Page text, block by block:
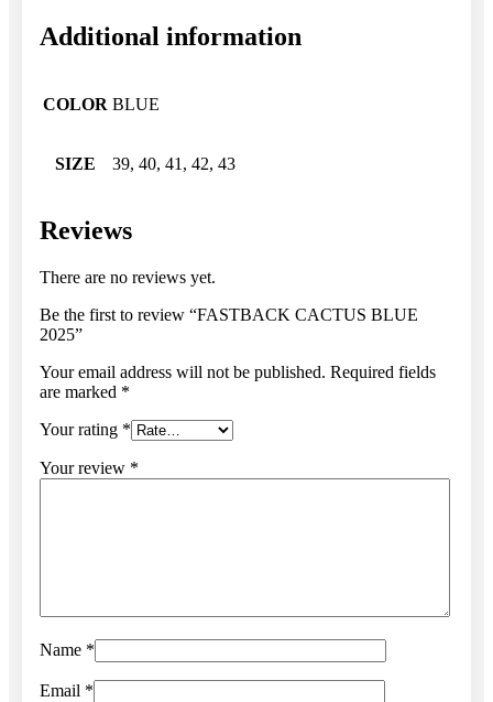
Additional information
COLOR BLUE
SIZE 39, 40, 41, 42, 43
Reviews
There are no reviews yet.
Be the first to review “FASTBACK CACTUS BLUE
2025”
Your email address will not be published. Required fields
are marked *
Your rating *
Your review *
Name *
Email *